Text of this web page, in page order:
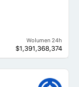
Wolumen 24h
$1,391,368,374